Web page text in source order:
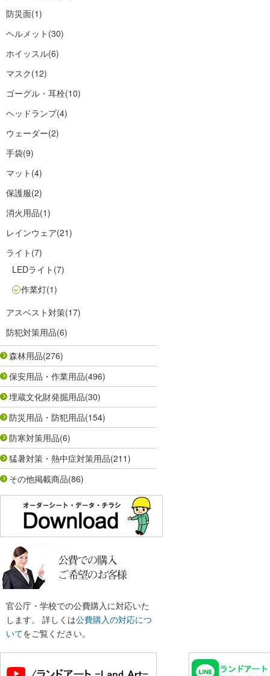
防災面(1)
ヘルメット (30)
ホイッスル(6)
マスク(12)
ゴーグル・耳栓(10)
ヘッドランプ(4)
ウェーダー(2)
手袋(9)
マット (4)
保護服(2)
消火用品(1)
レインウェア(21)
ライト (7)
LEDライト (7)
作業灯(1)
アスベスト対策(17)
防犯対策用品(6)
森林用品(276)
保安用品・作業用品(496)
埋蔵文化財発掘用品(30)
防災用品・防犯用品(154)
防寒対策用品(6)
猛暑対策・熱中症対策用品(211)
その他掲載商品(86)
官公庁・学校での公費購入に対応いた
します。 詳しくは公費購入の対応につ
いてをご覧ください。